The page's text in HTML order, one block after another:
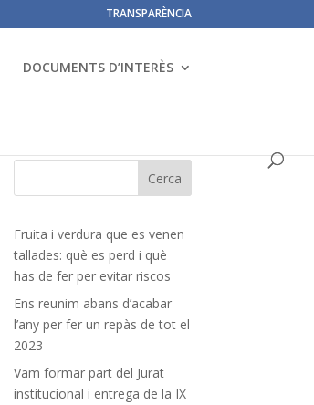
TRANSPARÈNCIA
DOCUMENTS D’INTERÈS
Fruita i verdura que es venen
tallades: què es perd i què
has de fer per evitar riscos
Ens reunim abans d’acabar
l’any per fer un repàs de tot el
2023
Vam formar part del Jurat
institucional i entrega de la IX